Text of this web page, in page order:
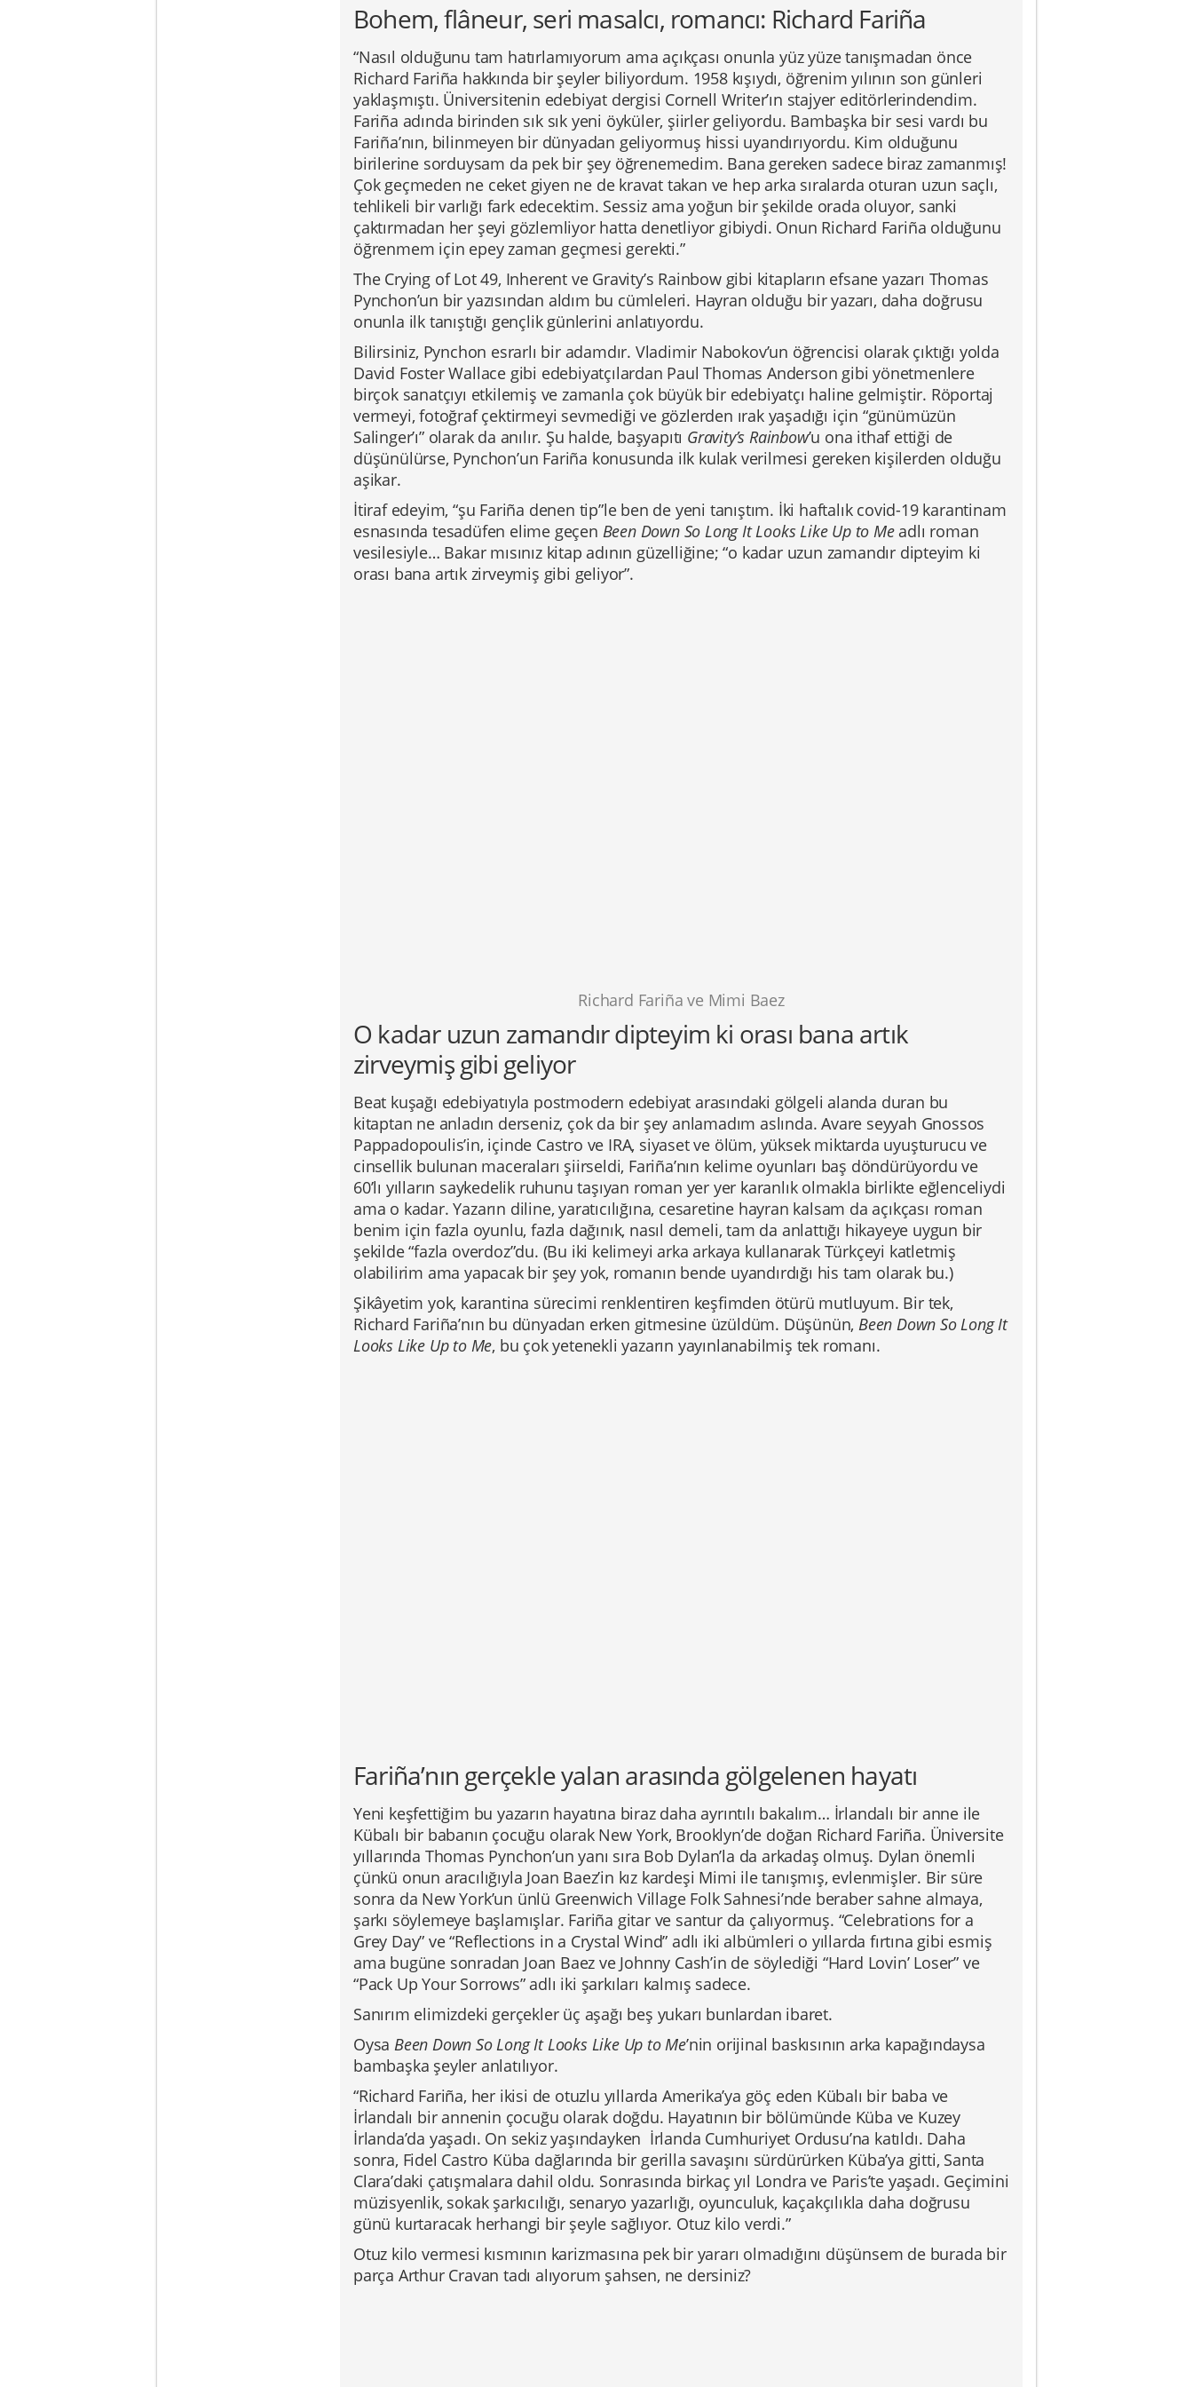
Bohem, flâneur, seri masalcı, romancı: Richard Fariña
“Nasıl olduğunu tam hatırlamıyorum ama açıkçası onunla yüz yüze tanışmadan önce
Richard Fariña hakkında bir şeyler biliyordum. 1958 kışıydı, öğrenim yılının son günleri
yaklaşmıştı. Üniversitenin edebiyat dergisi Cornell Writer’ın stajyer editörlerindendim.
Fariña adında birinden sık sık yeni öyküler, şiirler geliyordu. Bambaşka bir sesi vardı bu
Fariña’nın, bilinmeyen bir dünyadan geliyormuş hissi uyandırıyordu. Kim olduğunu
birilerine sorduysam da pek bir şey öğrenemedim. Bana gereken sadece biraz zamanmış!
Çok geçmeden ne ceket giyen ne de kravat takan ve hep arka sıralarda oturan uzun saçlı,
tehlikeli bir varlığı fark edecektim. Sessiz ama yoğun bir şekilde orada oluyor, sanki
çaktırmadan her şeyi gözlemliyor hatta denetliyor gibiydi. Onun Richard Fariña olduğunu
öğrenmem için epey zaman geçmesi gerekti.”
The Crying of Lot 49, Inherent ve Gravity’s Rainbow gibi kitapların efsane yazarı Thomas
Pynchon’un bir yazısından aldım bu cümleleri. Hayran olduğu bir yazarı, daha doğrusu
onunla ilk tanıştığı gençlik günlerini anlatıyordu.
Bilirsiniz, Pynchon esrarlı bir adamdır. Vladimir Nabokov’un öğrencisi olarak çıktığı yolda
David Foster Wallace gibi edebiyatçılardan Paul Thomas Anderson gibi yönetmenlere
birçok sanatçıyı etkilemiş ve zamanla çok büyük bir edebiyatçı haline gelmiştir. Röportaj
vermeyi, fotoğraf çektirmeyi sevmediği ve gözlerden ırak yaşadığı için “günümüzün
Salinger’ı” olarak da anılır. Şu halde, başyapıtı Gravity’s Rainbow’u ona ithaf ettiği de
düşünülürse, Pynchon’un Fariña konusunda ilk kulak verilmesi gereken kişilerden olduğu
aşikar.
İtiraf edeyim, “şu Fariña denen tip”le ben de yeni tanıştım. İki haftalık covid-19 karantinam
esnasında tesadüfen elime geçen Been Down So Long It Looks Like Up to Meadlı roman
vesilesiyle… Bakar mısınız kitap adının güzelliğine; “o kadar uzun zamandır dipteyim ki
orası bana artık zirveymiş gibi geliyor”.
Richard Fariña ve Mimi Baez
O kadar uzun zamandır dipteyim ki orası bana artık
zirveymiş gibi geliyor
Beat kuşağı edebiyatıyla postmodern edebiyat arasındaki gölgeli alanda duran bu
kitaptan ne anladın derseniz, çok da bir şey anlamadım aslında. Avare seyyah Gnossos
Pappadopoulis’in, içinde Castro ve IRA, siyaset ve ölüm, yüksek miktarda uyuşturucu ve
cinsellik bulunan maceraları şiirseldi, Fariña’nın kelime oyunları baş döndürüyordu ve
60’lı yılların saykedelik ruhunu taşıyan roman yer yer karanlık olmakla birlikte eğlenceliydi
ama o kadar. Yazarın diline, yaratıcılığına, cesaretine hayran kalsam da açıkçası roman
benim için fazla oyunlu, fazla dağınık, nasıl demeli, tam da anlattığı hikayeye uygun bir
şekilde “fazla overdoz”du. (Bu iki kelimeyi arka arkaya kullanarak Türkçeyi katletmiş
olabilirim ama yapacak bir şey yok, romanın bende uyandırdığı his tam olarak bu.)
Şikâyetim yok, karantina sürecimi renklentiren keşfimden ötürü mutluyum. Bir tek,
Richard Fariña’nın bu dünyadan erken gitmesine üzüldüm. Düşünün, Been Down So Long It
Looks Like Up to Me, bu çok yetenekli yazarın yayınlanabilmiş tek romanı.
Fariña’nın gerçekle yalan arasında gölgelenen hayatı
Yeni keşfettiğim bu yazarın hayatına biraz daha ayrıntılı bakalım… İrlandalı bir anne ile
Kübalı bir babanın çocuğu olarak New York, Brooklyn’de doğan Richard Fariña. Üniversite
yıllarında Thomas Pynchon’un yanı sıra Bob Dylan’la da arkadaş olmuş. Dylan önemli
çünkü onun aracılığıyla Joan Baez’in kız kardeşi Mimi ile tanışmış, evlenmişler. Bir süre
sonra da New York’un ünlü Greenwich Village Folk Sahnesi’nde beraber sahne almaya,
şarkı söylemeye başlamışlar. Fariña gitar ve santur da çalıyormuş. “Celebrations for a
Grey Day” ve “Reflections in a Crystal Wind” adlı iki albümleri o yıllarda fırtına gibi esmiş
ama bugüne sonradan Joan Baez ve Johnny Cash’in de söylediği “Hard Lovin’ Loser” ve
“Pack Up Your Sorrows” adlı iki şarkıları kalmış sadece.
Sanırım elimizdeki gerçekler üç aşağı beş yukarı bunlardan ibaret.
Oysa Been Down So Long It Looks Like Up to Me’nin orijinal baskısının arka kapağındaysa
bambaşka şeyler anlatılıyor.
“Richard Fariña, her ikisi de otuzlu yıllarda Amerika’ya göç eden Kübalı bir baba ve
İrlandalı bir annenin çocuğu olarak doğdu. Hayatının bir bölümünde Küba ve Kuzey
İrlanda’da yaşadı. On sekiz yaşındayken İrlanda Cumhuriyet Ordusu’na katıldı. Daha
sonra, Fidel Castro Küba dağlarında bir gerilla savaşını sürdürürken Küba’ya gitti, Santa
Clara’daki çatışmalara dahil oldu. Sonrasında birkaç yıl Londra ve Paris’te yaşadı. Geçimini
müzisyenlik, sokak şarkıcılığı, senaryo yazarlığı, oyunculuk, kaçakçılıkla daha doğrusu
günü kurtaracak herhangi bir şeyle sağlıyor. Otuz kilo verdi.”
Otuz kilo vermesi kısmının karizmasına pek bir yararı olmadığını düşünsem de burada bir
parça Arthur Cravan tadı alıyorum şahsen, ne dersiniz?